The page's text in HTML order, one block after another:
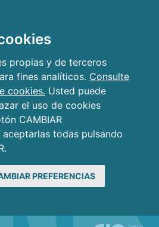
propias y de terceros
fines analíticos. Consulte
cookies. Usted puede
el uso de cookies
CAMBIAR
aceptarlas todas pulsando
PREFERENCIAS